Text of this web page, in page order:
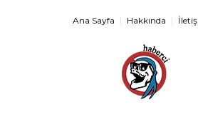
Ana Sayfa Hakkında